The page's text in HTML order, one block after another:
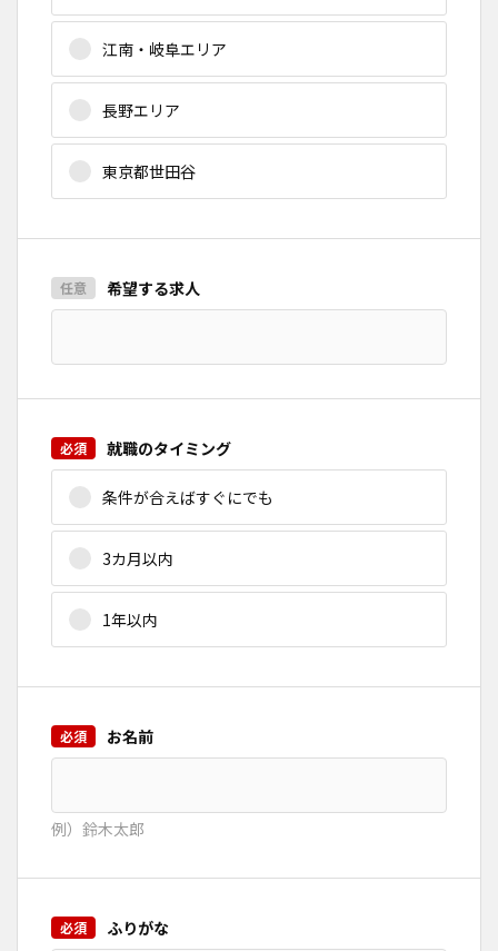
江南・岐阜エリア
長野エリア
東京都世田谷
希望する求人
就職のタイミング
条件が合えばすぐにでも
3カ月以内
1年以内
お名前
例）鈴木太郎
ふりがな